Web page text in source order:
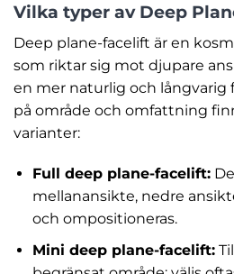
Vilka typer av Deep
Deep plane-facelift är en
som riktar sig mot djupare
en mer naturlig och långvarig
på område och omfattning
varianter:
Full deep plane-facelift:
mellanansikte, nedre
och ompositioneras.
Mini deep plane-facelift: